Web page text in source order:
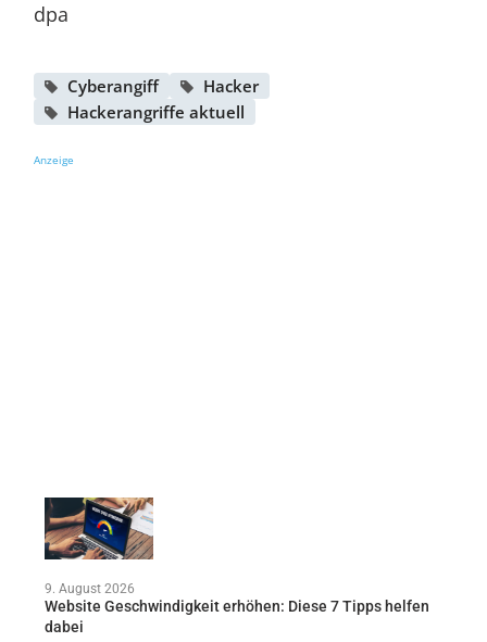
dpa
Cyberangiff
Hacker
Hackerangriffe aktuell
Anzeige
9. August 2026
Website Geschwindigkeit erhöhen: Diese 7 Tipps helfen
dabei